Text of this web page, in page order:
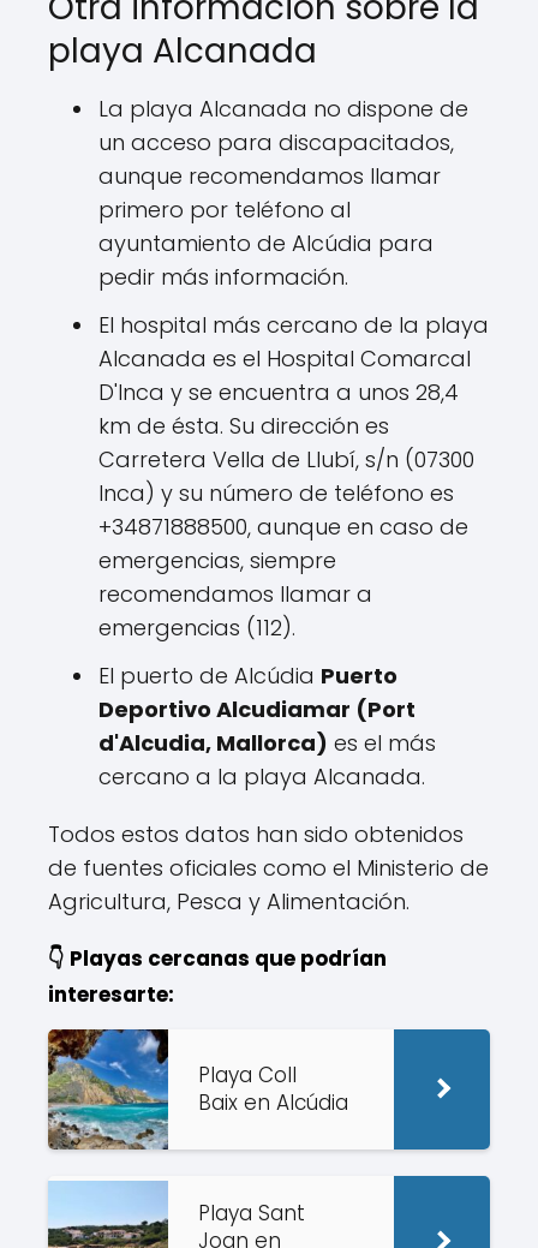
playa Alcanada
La playa Alcanada no dispone de
un acceso para discapacitados,
aunque recomendamos llamar
primero por teléfono al
ayuntamiento de Alcúdia para
pedir más información.
El hospital más cercano de la playa
Alcanada es el Hospital Comarcal
D'Inca y se encuentra a unos 28,4
km de ésta. Su dirección es
Carretera Vella de Llubí, s/n (07300
Inca) y su número de teléfono es
+34871888500, aunque en caso de
emergencias, siempre
recomendamos llamar a
emergencias (112).
El puerto de Alcúdia Puerto
Deportivo Alcudiamar (Port
d'Alcudia, Mallorca) es el más
cercano a la playa Alcanada.
Todos estos datos han sido obtenidos
de fuentes oficiales como el Ministerio de
Agricultura, Pesca y Alimentación.
👇 Playas cercanas que podrían
interesarte:
Playa Coll
Baix en Alcúdia
Playa Sant
Joan en